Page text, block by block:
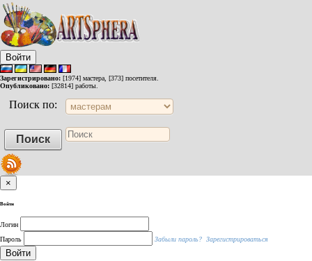
Войти
Зарегистрировано: [1974] мастера, [373] посетителя.
Опубликовано: [32814] работы.
Поиск по:
×
Войти
Логин
Пароль
Забыли пароль? Зарегистрироваться
Войти